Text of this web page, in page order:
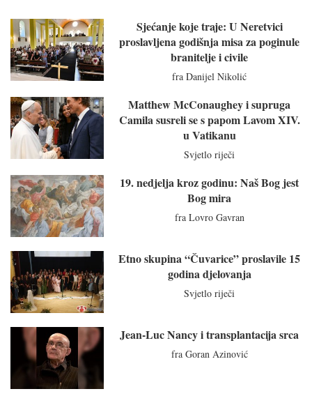
Sjećanje koje traje: U Neretvici
proslavljena godišnja misa za poginule
branitelje i civile
fra Danijel Nikolić
Matthew McConaughey i supruga
Camila susreli se s papom Lavom XIV.
u Vatikanu
Svjetlo riječi
19. nedjelja kroz godinu: Naš Bog jest
Bog mira
fra Lovro Gavran
Etno skupina “Čuvarice” proslavile 15
godina djelovanja
Svjetlo riječi
Jean-Luc Nancy i transplantacija srca
fra Goran Azinović